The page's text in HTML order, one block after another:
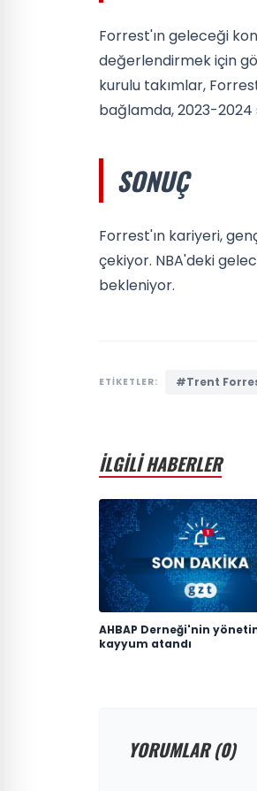
Forrest'ın geleceği
değerlendirmek için
kurulu takımlar,
bağlamda, 2023-2024
SONUÇ
Forrest'ın kariyeri,
çekiyor. NBA'deki
bekleniyor.
ETİKETLER: #Trent
İLGİLİ HABERLER
AHBAP Derneği'nin
kayyum atandı
YORUMLAR (0)